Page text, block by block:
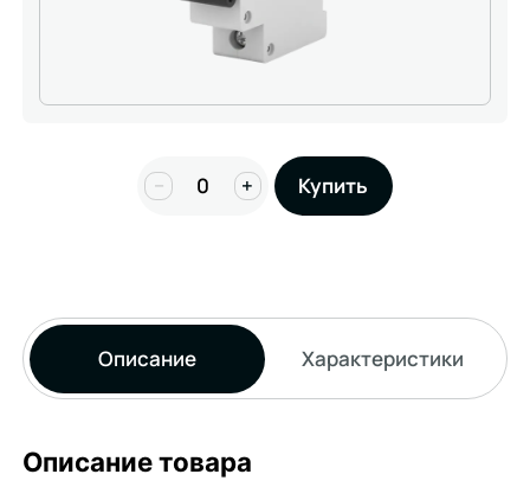
− + Купить
Описание Характеристики
Описание товара